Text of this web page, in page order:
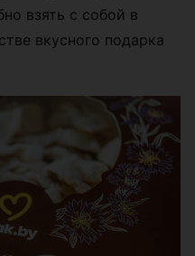
взять с собой в
вкусного подарка